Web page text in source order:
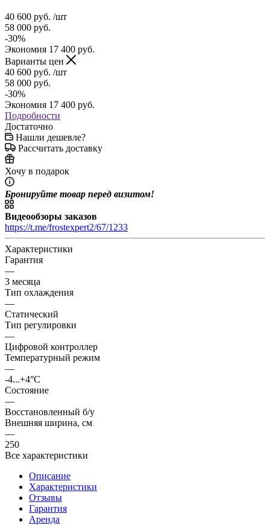
40 600 руб. /шт
58 000 руб.
-30%
Экономия 17 400 руб.
Варианты цен
40 600 руб. /шт
58 000 руб.
-30%
Экономия 17 400 руб.
Подробности
Достаточно
Нашли дешевле?
Рассчитать доставку
Хочу в подарок
Бронируйте товар перед визитом!
Видеообзоры заказов
https://t.me/frostexpert2/67/1233
Характеристики
Гарантия
—
3 месяца
Тип охлаждения
—
Статический
Тип регулировки
—
Цифровой контроллер
Температурный режим
—
-4...+4°C
Состояние
—
Восстановленный б/у
Внешняя ширина, см
—
250
Все характеристики
Описание
Характеристики
Отзывы
Гарантия
Аренда